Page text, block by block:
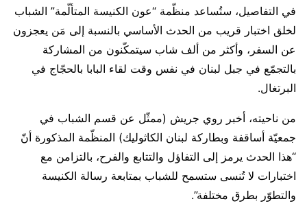
في التفاصيل، ستُساعد منظّمة “عون الكنيسة المتألّمة” الشباب
لخلق اختبار قريب من الحدث الأساسي بالنسبة إلى مَن يعجزون
عن السفر، وأكثر من ألف شاب سيتمكّنون من المشاركة
بالتجمّع في جبل لبنان في نفس وقت لقاء البابا بالحجّاج في
البرتغال.
من ناحيته، أخبر روي جريش (ممثّل عن قسم الشباب في
جمعيّة أساقفة وبطاركة لبنان الكاثوليك) المنظّمة المذكورة أنّ
“هذا الحدث يرمز إلى التفاؤل والتتابع والفرح، بالتزامن مع
اختبارات لا تُنسى ستسمح للشباب بمتابعة رسالة الكنيسة
والتطوّر بطرق مختلفة”.